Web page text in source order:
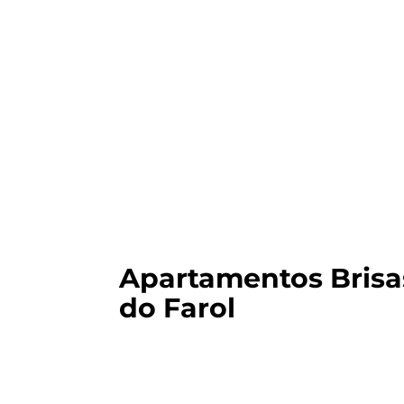
Apartamentos
do Farol